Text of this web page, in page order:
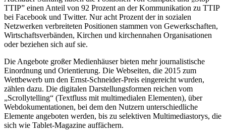
TTIP” einen Anteil von 92 Prozent an der Kommunikation zu TTIP
bei Facebook und Twitter. Nur acht Prozent der in sozialen
Netzwerken verbreiteten Positionen stammen von Gewerkschaften,
Wirtschaftsverbänden, Kirchen und kirchennahen Organisationen
oder beziehen sich auf sie.
Die Angebote großer Medien­häuser bieten mehr journalistische
Einordnung und Orientierung. Die Webseiten, die 2015 zum
Wettbewerb um den Ernst-Schneider-Preis eingereicht wurden,
zählen dazu. Die digitalen Darstellungsformen reichen vom
„Scrollytelling“ (Textfluss mit multimedialen Elementen), über
Webdokumentationen, bei dem den Nutzern unterschiedliche
Elemente angeboten werden, bis zu selektiven Multimediastorys, die
sich wie Tablet-Magazine auffächern.